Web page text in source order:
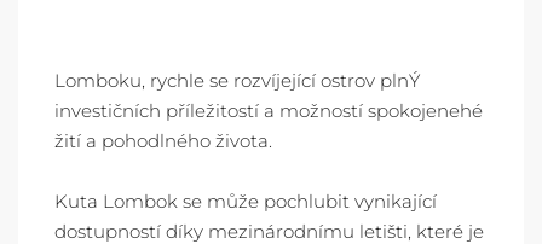
Lomboku, rychle se rozvíjející ostrov plnÝ
investičních příležitostí a možností spokojenehé
žití a pohodlného života.
Kuta Lombok se může pochlubit vynikající
dostupností díky mezinárodnímu letišti, které je